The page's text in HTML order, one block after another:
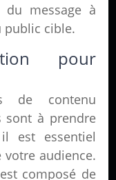
du message à
public cible.
pour
de contenu
sont à prendre
est essentiel
votre audience.
composé de